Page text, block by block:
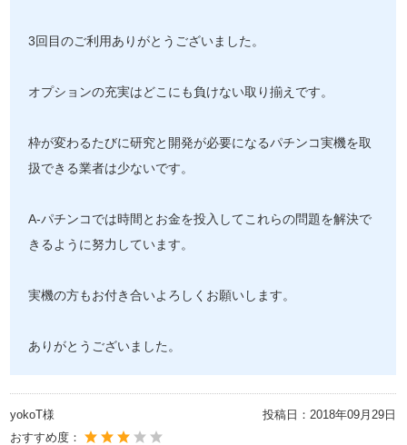
3回目のご利用ありがとうございました。
オプションの充実はどこにも負けない取り揃えです。
枠が変わるたびに研究と開発が必要になるパチンコ実機を取
扱できる業者は少ないです。
A-パチンコでは時間とお金を投入してこれらの問題を解決で
きるように努力しています。
実機の方もお付き合いよろしくお願いします。
ありがとうございました。
yokoT様 投稿日： 2018年09月29日
おすすめ度：